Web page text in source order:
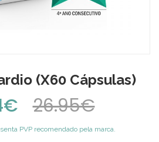
(x60 Cápsulas)
26.95€
PVP recomendado pela marca.